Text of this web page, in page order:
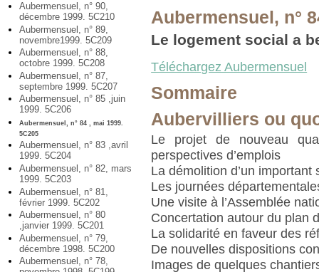
Aubermensuel, n° 90,
décembre 1999. 5C210
Aubermensuel, n° 89,
novembre1999. 5C209
Aubermensuel, n° 88,
octobre 1999. 5C208
Aubermensuel, n° 87,
septembre 1999. 5C207
Aubermensuel, n° 85 ,juin
1999. 5C206
Aubermensuel, n° 84 , mai 1999.
5C205
Aubermensuel, n° 83 ,avril
1999. 5C204
Aubermensuel, n° 82, mars
1999. 5C203
Aubermensuel, n° 81,
février 1999. 5C202
Aubermensuel, n° 80
,janvier 1999. 5C201
Aubermensuel, n° 79,
décembre 1998. 5C200
Aubermensuel, n° 78,
Aubermensuel, n°
Le logement social a
Téléchargez Aubermensuel
Sommaire
Aubervilliers ou
Le projet de nouveau
perspectives d’emplois
La démolition d’un important
Les journées
Une visite à l’Assemblée
Concertation autour du plan
La solidarité en faveur des
De nouvelles dispositions
Images de quelques